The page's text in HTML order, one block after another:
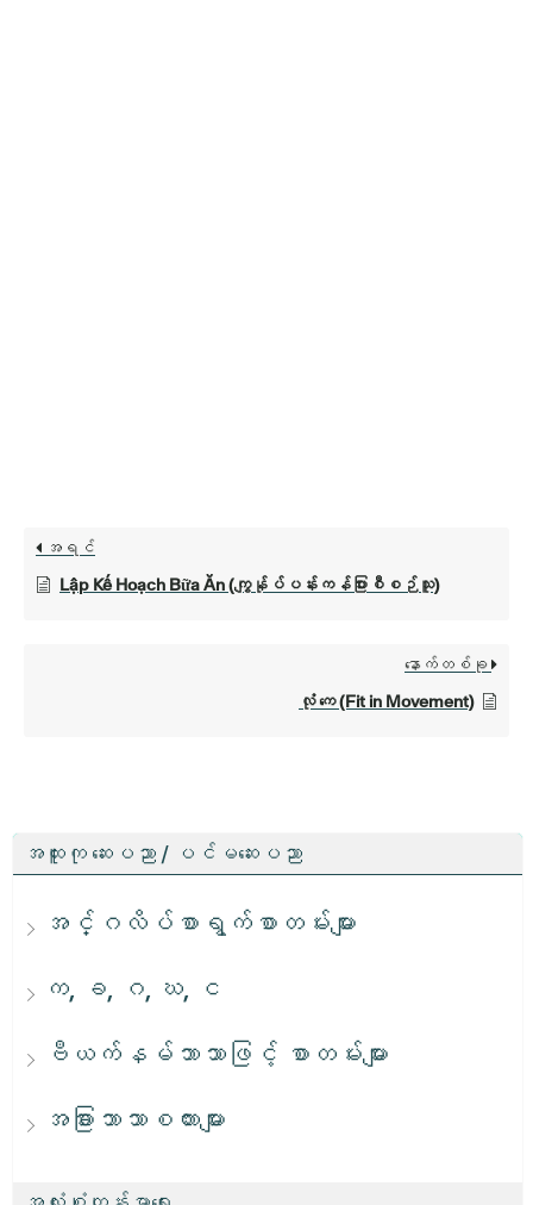
အထူးကု ဆေးပညာ / ပင်မဆေးပညာ
အင်္ဂလိပ်စာရွက်စာတမ်းများ
က, ခ, ဂ, ဃ, င
ဗီယက်နမ်ဘာသာဖြင့် စာတမ်းများ
အခြားဘာသာစကားများ
အရင်
Lập Kế Hoạch Bữa Ăn (ကျွန်ုပ်ပန်းကန်ပြားစီစဉ်သူ)
နောက်တစ်ခု
လုံ ကေ (Fit in Movement)